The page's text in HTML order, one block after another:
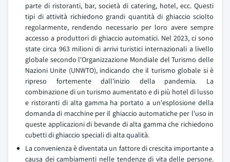
parte di ristoranti, bar, società di catering, hotel, ecc. Questi
tipi di attività richiedono grandi quantità di ghiaccio sciolto
regolarmente, rendendo necessario per loro avere sempre
accesso a produttori di ghiaccio automatici. Nel 2023, ci sono
state circa 963 milioni di arrivi turistici internazionali a livello
globale secondo l'Organizzazione Mondiale del Turismo delle
Nazioni Unite (UNWTO), indicando che il turismo globale si è
ripreso fortemente dall'inizio della pandemia. La
combinazione di un turismo aumentato e di più hotel di lusso
e ristoranti di alta gamma ha portato a un'esplosione della
domanda di macchine per il ghiaccio automatiche per l'uso in
queste applicazioni di bevande di alta gamma che richiedono
cubetti di ghiaccio speciali di alta qualità.
La convenienza è diventata un fattore di crescita importante a
causa dei cambiamenti nelle tendenze di vita delle persone.